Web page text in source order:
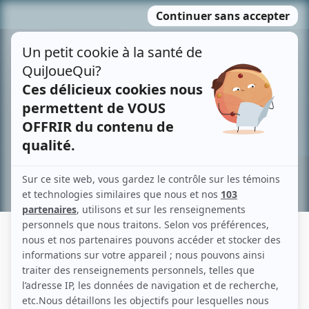
MENU
contenu
Recherche avancée »
MEGGIE PROULX-LAPIERRE
Liens
Fiche de Meggie Proulx-Lapierre sur Showbizz.net